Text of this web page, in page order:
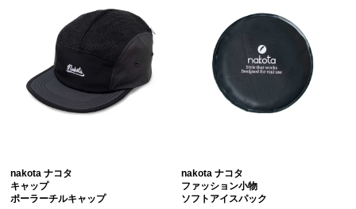
nakota ナコタ
キャップ
ポーラーチルキャップ
nakota ナコタ
ファッション小物
ソフトアイスパック